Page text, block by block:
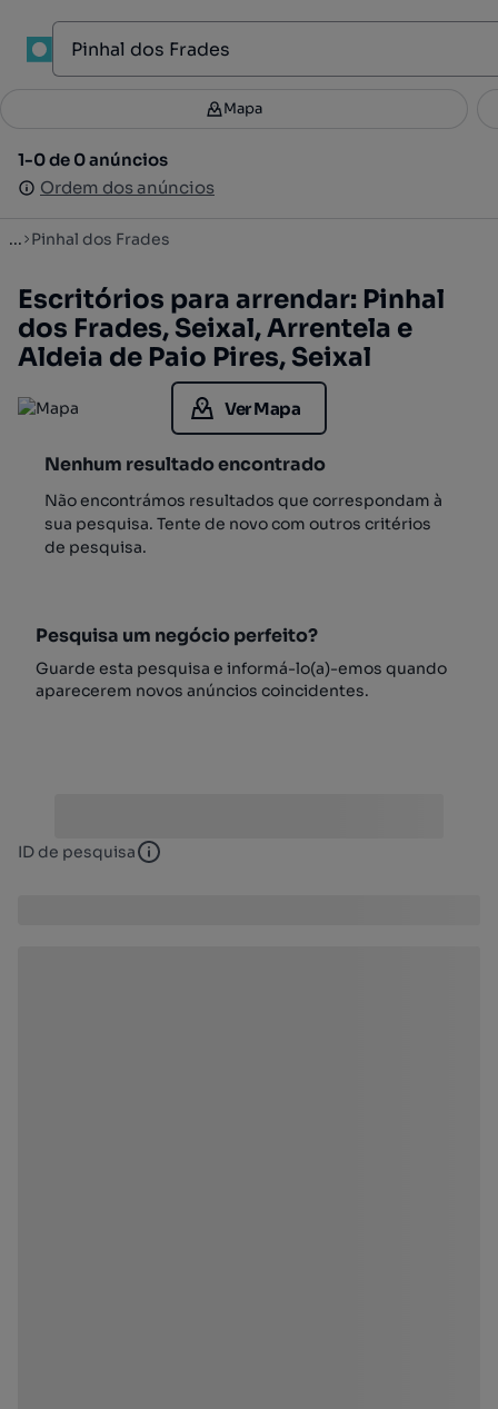
Filtros 4
1-0 de 0 anúncios
Ordem dos anúncios
Mapa
1-0 de 0 anúncios
Ordem dos anúncios
... Pinhal dos Frades
Escritórios para arrendar: Pinhal
dos Frades, Seixal, Arrentela e
Aldeia de Paio Pires, Seixal
Ver Mapa
Nenhum resultado encontrado
Não encontrámos resultados que correspondam à
sua pesquisa. Tente de novo com outros critérios
de pesquisa.
Pesquisa um negócio perfeito?
Guarde esta pesquisa e informá-lo(a)-emos quando
aparecerem novos anúncios coincidentes.
ID de pesquisa ID de pesquisa